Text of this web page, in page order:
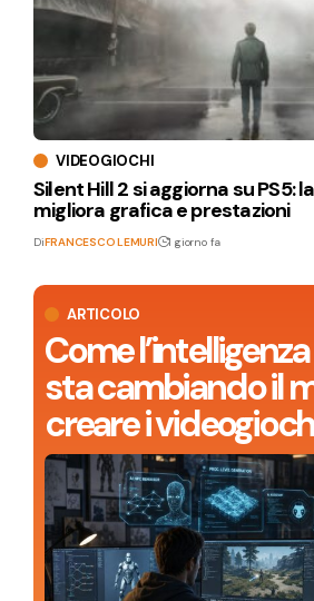
ARTICOLO
Come
sta cambiando il
creare i
VIDEOGIOCHI
Silent Hill 2 si aggiorna su PS5:
migliora grafica e prestazioni
DiFRANCESCO LEMURI 1 giorno fa